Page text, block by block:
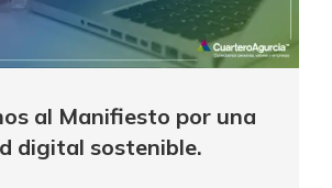
al Manifiesto por una
digital sostenible.